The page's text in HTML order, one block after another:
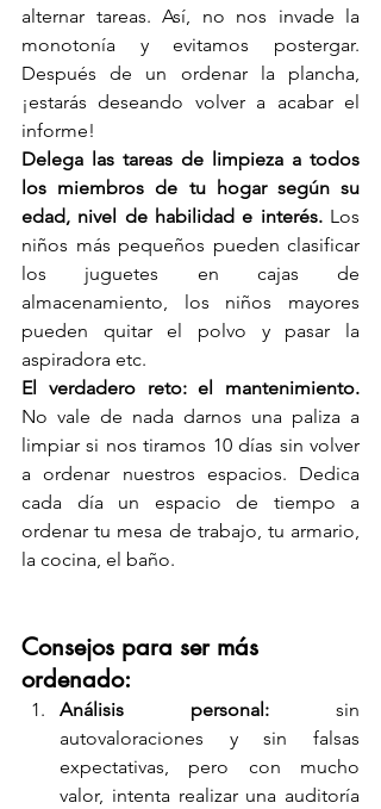
alternar tareas. Así, no nos invade la
monotonía y evitamos postergar.
Después de un ordenar la plancha,
¡estarás deseando volver a acabar el
informe!
Delega las tareas de limpieza a todos
los miembros de tu hogar según su
edad, nivel de habilidad e interés. Los
niños más pequeños pueden clasificar
los juguetes en cajas de
almacenamiento, los niños mayores
pueden quitar el polvo y pasar la
aspiradora etc.
El verdadero reto: el mantenimiento.
No vale de nada darnos una paliza a
limpiar si nos tiramos 10 días sin volver
a ordenar nuestros espacios. Dedica
cada día un espacio de tiempo a
ordenar tu mesa de trabajo, tu armario,
la cocina, el baño.
Consejos para ser más
ordenado:
Análisis personal: sin
autovaloraciones y sin falsas
expectativas, pero con mucho
valor, intenta realizar una auditoría